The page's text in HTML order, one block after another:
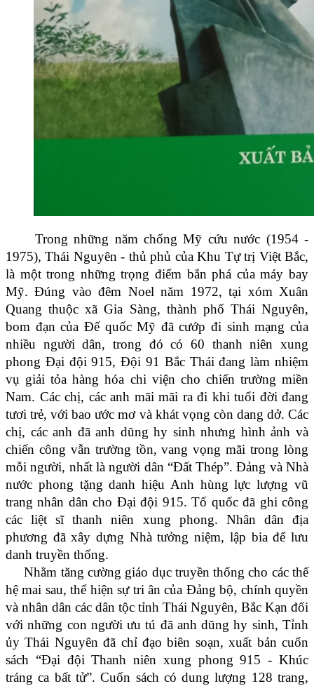
Trong những năm chống Mỹ cứu nước (1954 -
1975), Thái Nguyên - thủ phủ của Khu Tự trị Việt Bắc,
là một trong những trọng điểm bắn phá của máy bay
Mỹ. Đúng vào đêm Noel năm 1972, tại xóm Xuân
Quang thuộc xã Gia Sàng, thành phố Thái Nguyên,
bom đạn của Đế quốc Mỹ đã cướp đi sinh mạng của
nhiều người dân, trong đó có 60 thanh niên xung
phong Đại đội 915, Đội 91 Bắc Thái đang làm nhiệm
vụ giải tỏa hàng hóa chi viện cho chiến trường miền
Nam. Các chị, các anh mãi mãi ra đi khi tuổi đời đang
tươi trẻ, với bao ước mơ và khát vọng còn dang dở. Các
chị, các anh đã anh dũng hy sinh nhưng hình ảnh và
chiến công vẫn trường tồn, vang vọng mãi trong lòng
mỗi người, nhất là người dân “Đất Thép”. Đảng và Nhà
nước phong tặng danh hiệu Anh hùng lực lượng vũ
trang nhân dân cho Đại đội 915. Tổ quốc đã ghi công
các liệt sĩ thanh niên xung phong. Nhân dân địa
phương đã xây dựng Nhà tưởng niệm, lập bia để lưu
danh truyền thống.
Nhằm tăng cường giáo dục truyền thống cho các thế
hệ mai sau, thể hiện sự tri ân của Đảng bộ, chính quyền
và nhân dân các dân tộc tỉnh Thái Nguyên, Bắc Kạn đối
với những con người ưu tú đã anh dũng hy sinh, Tỉnh
ủy Thái Nguyên đã chỉ đạo biên soạn, xuất bản cuốn
sách “Đại đội Thanh niên xung phong 915 - Khúc
tráng ca bất tử”. Cuốn sách có dung lượng 128 trang,